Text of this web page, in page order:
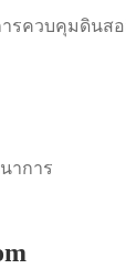
ารควบคุมดินส
าการ